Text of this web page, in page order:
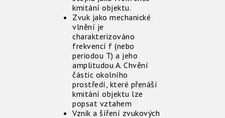
kmitání objektu.
Zvuk jako mechanické
vlnění je
charakterizováno
frekvencí f (nebo
periodou T) a jeho
amplitudou A. Chvění
částic okolního
prostředí, které přenáší
kmitání objektu lze
popsat vztahem
Vznik a šíření zvukových